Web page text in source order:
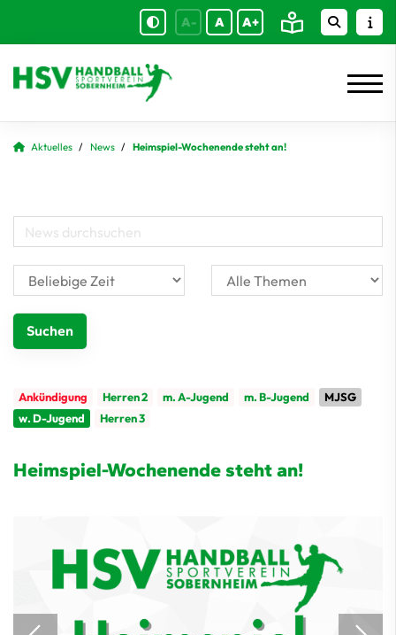
A- A A+
Aktuelles News Heimspiel-Wochenende steht an!
Ankündigung Herren 2 m. A-Jugend m. B-Jugend
MJSG
w. D-Jugend
Herren 3
Heimspiel-Wochenende steht an!